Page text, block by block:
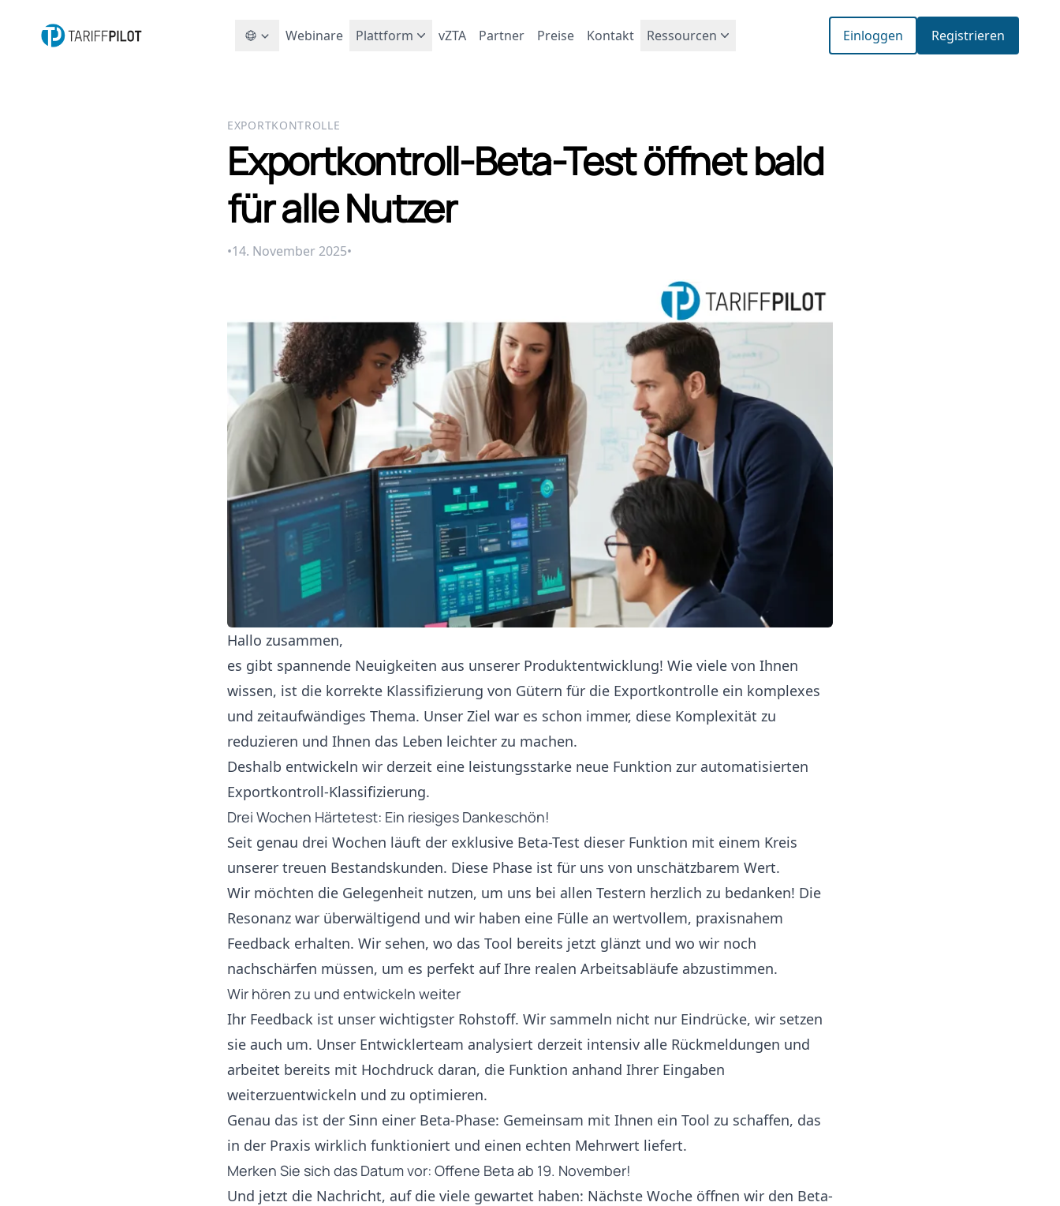
Webinare Plattform vZTA Partner Preise Kontakt Ressourcen Einloggen Registrieren
EXPORTKONTROLLE
Exportkontroll-Beta-Test öffnet bald
für alle Nutzer
•14. November 2025•
Hallo zusammen,
es gibt spannende Neuigkeiten aus unserer Produktentwicklung! Wie viele von Ihnen
wissen, ist die korrekte Klassifizierung von Gütern für die Exportkontrolle ein komplexes
und zeitaufwändiges Thema. Unser Ziel war es schon immer, diese Komplexität zu
reduzieren und Ihnen das Leben leichter zu machen.
Deshalb entwickeln wir derzeit eine leistungsstarke neue Funktion zur automatisierten
Exportkontroll-Klassifizierung.
Drei Wochen Härtetest: Ein riesiges Dankeschön!
Seit genau drei Wochen läuft der exklusive Beta-Test dieser Funktion mit einem Kreis
unserer treuen Bestandskunden. Diese Phase ist für uns von unschätzbarem Wert.
Wir möchten die Gelegenheit nutzen, um uns bei allen Testern herzlich zu bedanken! Die
Resonanz war überwältigend und wir haben eine Fülle an wertvollem, praxisnahem
Feedback erhalten. Wir sehen, wo das Tool bereits jetzt glänzt und wo wir noch
nachschärfen müssen, um es perfekt auf Ihre realen Arbeitsabläufe abzustimmen.
Wir hören zu und entwickeln weiter
Ihr Feedback ist unser wichtigster Rohstoff. Wir sammeln nicht nur Eindrücke, wir setzen
sie auch um. Unser Entwicklerteam analysiert derzeit intensiv alle Rückmeldungen und
arbeitet bereits mit Hochdruck daran, die Funktion anhand Ihrer Eingaben
weiterzuentwickeln und zu optimieren.
Genau das ist der Sinn einer Beta-Phase: Gemeinsam mit Ihnen ein Tool zu schaffen, das
in der Praxis wirklich funktioniert und einen echten Mehrwert liefert.
Merken Sie sich das Datum vor: Offene Beta ab 19. November!
Und jetzt die Nachricht, auf die viele gewartet haben: Nächste Woche öffnen wir den Beta-